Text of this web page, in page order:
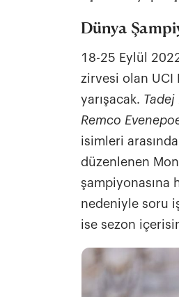
Dünya
18-25 Eylül
zirvesi olan UCI
yarışacak. Tadej
Remco
isimleri
düzenlenen
şampiyonasına
nedeniyle soru
ise sezon